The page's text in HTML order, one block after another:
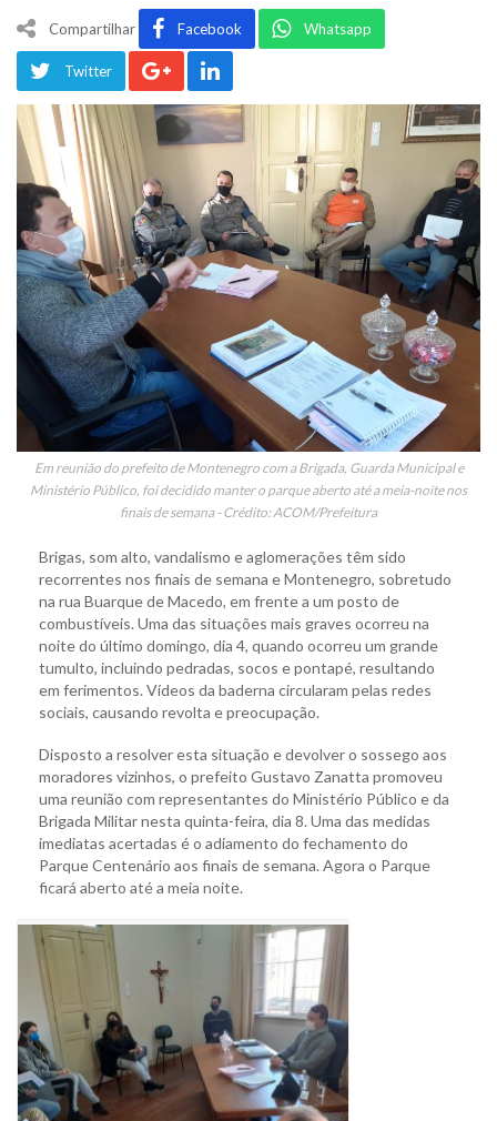
Compartilhar Facebook Whatsapp
Twitter
Em reunião do prefeito de Montenegro com a Brigada, Guarda Municipal e
Ministério Público, foi decidido manter o parque aberto até a meia-noite nos
finais de semana - Crédito: ACOM/Prefeitura
Brigas, som alto, vandalismo e aglomerações têm sido
recorrentes nos finais de semana e Montenegro, sobretudo
na rua Buarque de Macedo, em frente a um posto de
combustíveis. Uma das situações mais graves ocorreu na
noite do último domingo, dia 4, quando ocorreu um grande
tumulto, incluindo pedradas, socos e pontapé, resultando
em ferimentos. Vídeos da baderna circularam pelas redes
sociais, causando revolta e preocupação.
Disposto a resolver esta situação e devolver o sossego aos
moradores vizinhos, o prefeito Gustavo Zanatta promoveu
uma reunião com representantes do Ministério Público e da
Brigada Militar nesta quinta-feira, dia 8. Uma das medidas
imediatas acertadas é o adiamento do fechamento do
Parque Centenário aos finais de semana. Agora o Parque
ficará aberto até a meia noite.